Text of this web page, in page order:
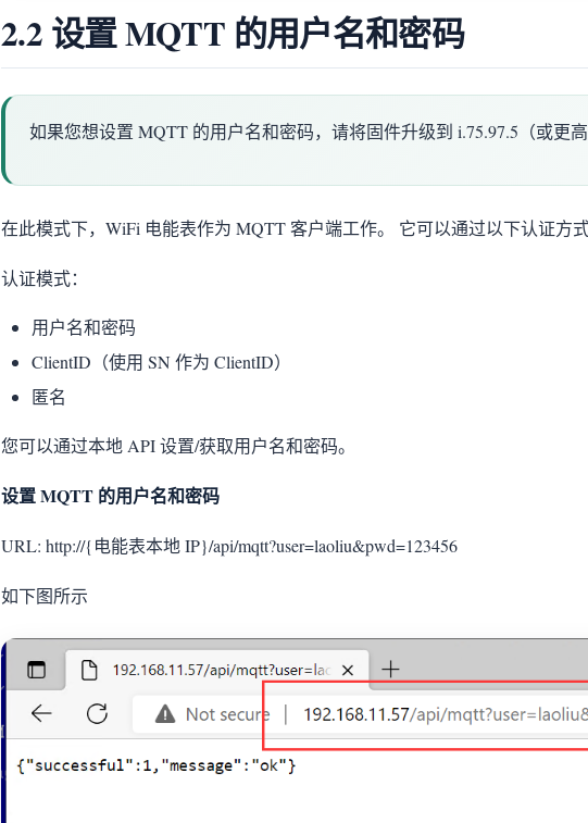
2.2 设置 MQTT 的用户名和密码
如果您想设置 MQTT 的用户名和密码，请将固件升级到 i.75.97.5（或更高
在此模式下，WiFi 电能表作为 MQTT 客户端工作。 它可以通过以下认证方
认证模式：
用户名和密码
ClientID（使用 SN 作为 ClientID）
匿名
您可以通过本地 API 设置/获取用户名和密码。
设置 MQTT 的用户名和密码
URL: http://{电能表本地 IP}/api/mqtt?user=laoliu&pwd=123456
如下图所示